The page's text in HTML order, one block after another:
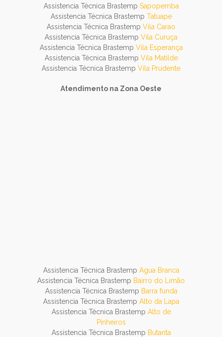
Assistencia Técnica Brastemp Sapopemba
Assistencia Técnica Brastemp Tatuape
Assistencia Técnica Brastemp Vila Carao
Assistencia Técnica Brastemp Vila Curuça
Assistencia Técnica Brastemp Vila Esperança
Assistencia Técnica Brastemp Vila Matilde
Assistencia Técnica Brastemp Vila Prudente
Atendimento na Zona Oeste
Assistencia Técnica Brastemp Agua Branca
Assistencia Técnica Brastemp Bairro do Limão
Assistencia Técnica Brastemp Barra funda
Assistencia Técnica Brastemp Alto da Lapa
Assistencia Técnica Brastemp Alto de
Pinheiros
Assistencia Técnica Brastemp Butanta